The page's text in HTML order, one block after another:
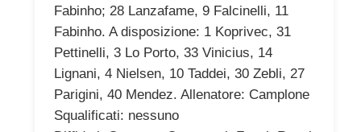
Fabinho; 28 Lanzafame, 9 Falcinelli, 11
Fabinho. A disposizione: 1 Koprivec, 31
Pettinelli, 3 Lo Porto, 33 Vinicius, 14
Lignani, 4 Nielsen, 10 Taddei, 30 Zebli, 27
Parigini, 40 Mendez. Allenatore: Camplone
Squalificati: nessuno